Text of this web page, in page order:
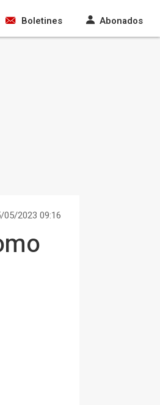
Boletines Abonados
2023 09:16